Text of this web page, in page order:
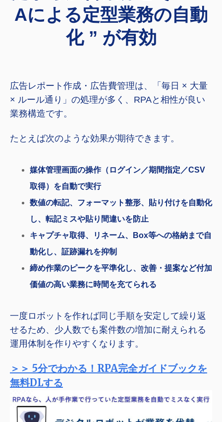
Aによる定型業務の自動
化 ” が有効
広告レポート作成・広告費管理は、「毎日 × 大量
× ルール通り」の処理が多く、RPAと相性が良い
業務構造です。
たとえば次のような効果が期待できます。
媒体管理画面の操作（ログイン／期間指定／CSV
取得）を自動で実行
数値の転記、フォーマット整形、貼り付けを自動化
し、転記ミスや貼り間違いを防止
キャプチャ取得、リネーム、Box等への格納まで自
動化し、証跡漏れを抑制
締め作業のピークを平準化し、改善・提案など付加
価値の高い業務に時間を充てられる
一度ロボットを作れば同じ手順を安定して繰り返
せるため、少人数でも案件数の増加に耐えられる
運用体制を作りやすくなります。
＞＞ 5分でわかる！RPA完全ガイドブックを
無料DLする